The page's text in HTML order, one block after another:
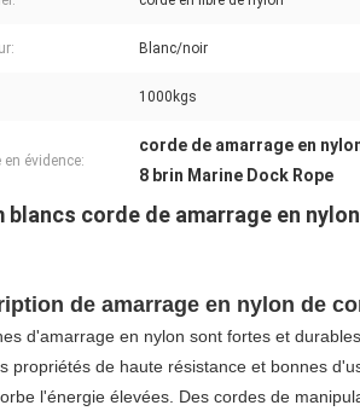
Blanc/noir
1000kgs
en évidence:
corde de amarrage en
8 brin Marine Dock Rope
blancs corde de amarrage en
de amarrage en nylon de
d'amarrage en nylon sont fortes et
propriétés de haute résistance et bonnes
l'énergie élevées. Des cordes de